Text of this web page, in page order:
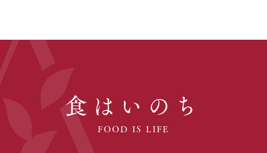
食はいのち
FOOD IS LIFE